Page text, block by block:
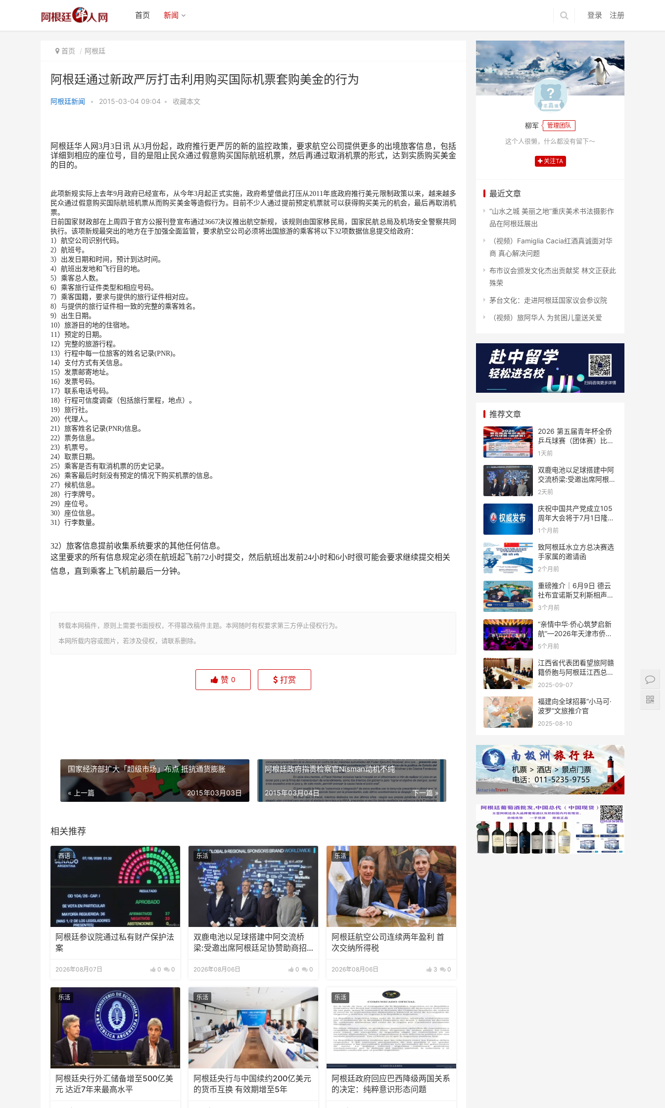
登录 注册
首页 新闻
首页 阿根廷
阿根廷通过新政严厉打击利用购买国际机票套购美金的行为
阿根廷新闻 • 2015-03-04 09:04 • 收藏本文
阿根廷华人网3月3日讯 从3月份起，政府推行更严厉的新的监控政策，要求航空公司提供更多的出境旅客信息，包括
详细到相应的座位号，目的是阻止民众通过假意购买国际航班机票，然后再通过取消机票的形式，达到实质购买美金
的目的。
此项新规实际上去年9月政府已经宣布，从今年3月起正式实施，政府希望借此打压从2011年底政府推行美元限制政策以来，越来越多
民众通过假意购买国际航班机票从而购买美金等造假行为。目前不少人通过提前预定机票就可以获得购买美元的机会，最后再取消机
票。
日前国家财政部在上周四于官方公报刊登宣布通过3667决议推出航空新规，该规则由国家移民局，国家民航总局及机场安全警察共同
执行。该项新规最突出的地方在于加强全面监管，要求航空公司必须将出国旅游的乘客将以下32项数据信息提交给政府：
1）航空公司识别代码。
2）航班号。
3）出发日期和时间，预计到达时间。
4）航班出发地和飞行目的地。
5）乘客总人数。
6）乘客旅行证件类型和相应号码。
7）乘客国籍，要求与提供的旅行证件相对应。
8）与提供的旅行证件相一致的完整的乘客姓名。
9）出生日期。
10）旅游目的地的住宿地。
11）预定的日期。
12）完整的旅游行程。
13）行程中每一位旅客的姓名记录(PNR)。
14）支付方式有关信息。
15）发票邮寄地址。
16）发票号码。
17）联系电话号码。
18）行程可信度调查（包括旅行里程，地点）。
19）旅行社。
20）代理人。
21）旅客姓名记录(PNR)信息。
22）票务信息。
23）机票号。
24）取票日期。
25）乘客是否有取消机票的历史记录。
26）乘客最后时刻没有预定的情况下购买机票的信息。
27）候机信息。
28）行李牌号。
29）座位号。
30）座位信息。
31）行李数量。
32）旅客信息提前收集系统要求的其他任何信息。
这里要求的所有信息规定必须在航班起飞前72小时提交，然后航班出发前24小时和6小时很可能会要求继续提交相关
信息，直到乘客上飞机前最后一分钟。
转载本网稿件，原则上需要书面授权，不得篡改稿件主题。本网随时有权要求第三方停止侵权行为。
本网所载内容或图片，若涉及侵权，请联系删除。
赞 0 打赏
国家经济部扩大「超级市场」布点 抵抗通货膨胀
« 上一篇 2015年03月03日
阿根廷政府指责检察官Nisman动机不纯
下一篇 »
2015年03月04日
相关推荐
西语
阿根廷参议院通过私有财产保护法
案
2026年08月07日 0 0
乐活
双鹿电池以足球搭建中阿交流桥
梁:受邀出席阿根廷足协赞助商招
2026年08月06日 0 0
乐活
阿根廷航空公司连续两年盈利 首
次交纳所得税
2026年08月06日 3 0
乐活
阿根廷央行外汇储备增至500亿美
元 达近7年来最高水平
乐活
阿根廷央行与中国续约200亿美元
的货币互换 有效期增至5年
乐活
阿根廷政府回应巴西降级两国关系
的决定：纯粹意识形态问题
柳军 管理团队
这个人很懒，什么都没有留下～
关注TA
最近文章
“山水之城 美丽之地”重庆美术书法摄影作
品在阿根廷展出
（视频）Famiglia Cacia红酒真诚面对华
商 真心解决问题
布市议会颁发文化杰出贡献奖 林文正获此
殊荣
茅台文化：走进阿根廷国家议会参议院
（视频）旅阿华人 为贫困儿童送关爱
推荐文章
2026 第五届青年杯全侨
乒乓球赛（团体赛）比赛
规则
1天前
双鹿电池以足球搭建中阿
交流桥梁:受邀出席阿根廷
足协赞助商招待会！
2天前
庆祝中国共产党成立105
周年大会将于7月1日隆重
举行
1个月前
致阿根廷水立方总决赛选
手家属的邀请函
2个月前
重磅推介｜6月9日 德云
社布宜诺斯艾利斯相声专
场！国风曲艺邂逅南美风
结！
3个月前
“亲情中华·侨心筑梦启新
航”—2026年天津市侨界
新春联谊活动成功举办
5个月前
江西省代表团看望旅阿赣
籍侨胞与阿根廷江西总商
会座谈
2025-09-07
福建向全球招募“小马可·
波罗”文旅推介官
2025-08-10